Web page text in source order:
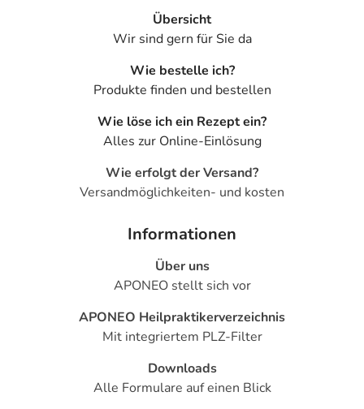
Übersicht
Wir sind gern für Sie da
Wie bestelle ich?
Produkte finden und bestellen
Wie löse ich ein Rezept ein?
Alles zur Online-Einlösung
Wie erfolgt der Versand?
Versandmöglichkeiten- und kosten
Informationen
Über uns
APONEO stellt sich vor
APONEO Heilpraktikerverzeichnis
Mit integriertem PLZ-Filter
Downloads
Alle Formulare auf einen Blick